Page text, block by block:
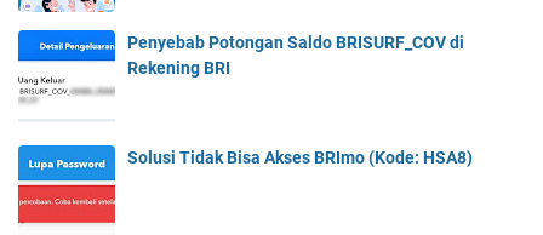
Penyebab Potongan Saldo BRISURF_COV di
Rekening BRI
Solusi Tidak Bisa Akses BRImo (Kode: HSA8)